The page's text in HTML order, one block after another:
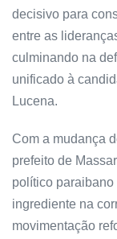
decisivo para
entre as
culminando na
unificado à
Lucena.
Com a mudança
prefeito de
político
ingrediente na
movimentação